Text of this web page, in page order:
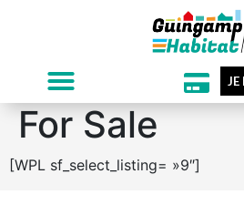
JE
For Sale
[WPL sf_select_listing= »9″]